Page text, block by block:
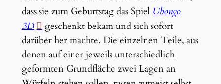
dass sie zum Geburtstag das SpielUbongo
3D
geschenkt bekam und sich sofort
darüber her machte. Die einzelnen Teile, aus
denen auf einer jeweils unterschiedlich
geformten Grundfläche zwei Lagen an